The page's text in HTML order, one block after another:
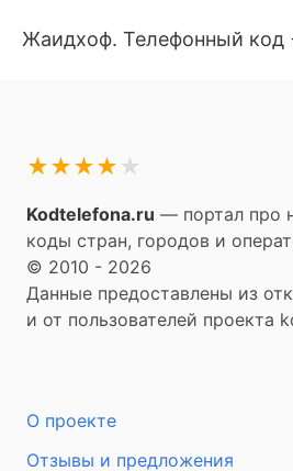
Жаидхоф. Телефонный код
★
★
★
★
★
Kodtelefona.ru — портал про
коды стран, городов и
© 2010 - 2026
Данные предоставлены из
и от пользователей проекта
О проекте
Отзывы и предложения